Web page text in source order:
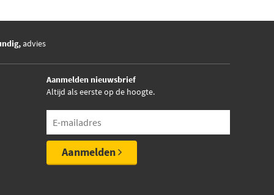
advies
Aanmelden nieuwsbrief
Altijd als eerste op de hoogte.
Aanmelden